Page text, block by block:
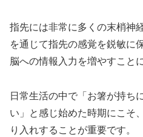
指先には非常に多くの末梢神
を通じて指先の感覚を鋭敏に
脳への情報入力を増やすこと
日常生活の中で「お箸が持ち
い」と感じ始めた時期にこそ
り入れすることが重要です。